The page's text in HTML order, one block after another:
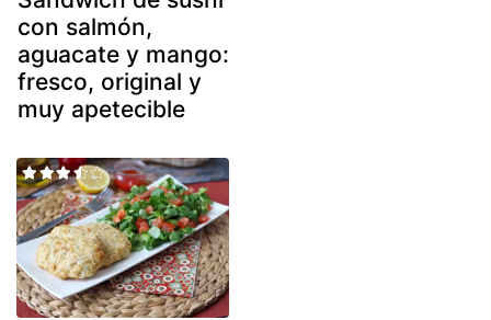
con salmón,
aguacate y mango:
fresco, original y
muy apetecible